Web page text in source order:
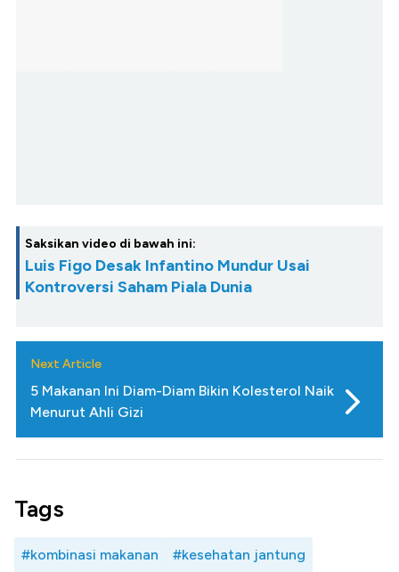
Saksikan video di bawah ini:
Luis Figo Desak Infantino Mundur Usai
Kontroversi Saham Piala Dunia
Next Article
5 Makanan Ini Diam-Diam Bikin Kolesterol Naik
Menurut Ahli Gizi
Tags
#kombinasi makanan #kesehatan jantung